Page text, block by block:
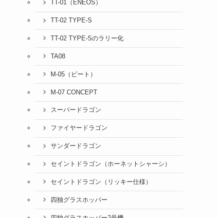
TT-01（ENEOS）
TT-02 TYPE-S
TT-02 TYPE-Sのラリー化
TA08
M-05（ビート）
M-07 CONCEPT
スーパードラゴン
ファイヤードラゴン
サンダードラゴン
セイントドラゴン（ホーネットシャーシ）
セイントドラゴン（リッキー仕様）
四独グラスホッパー